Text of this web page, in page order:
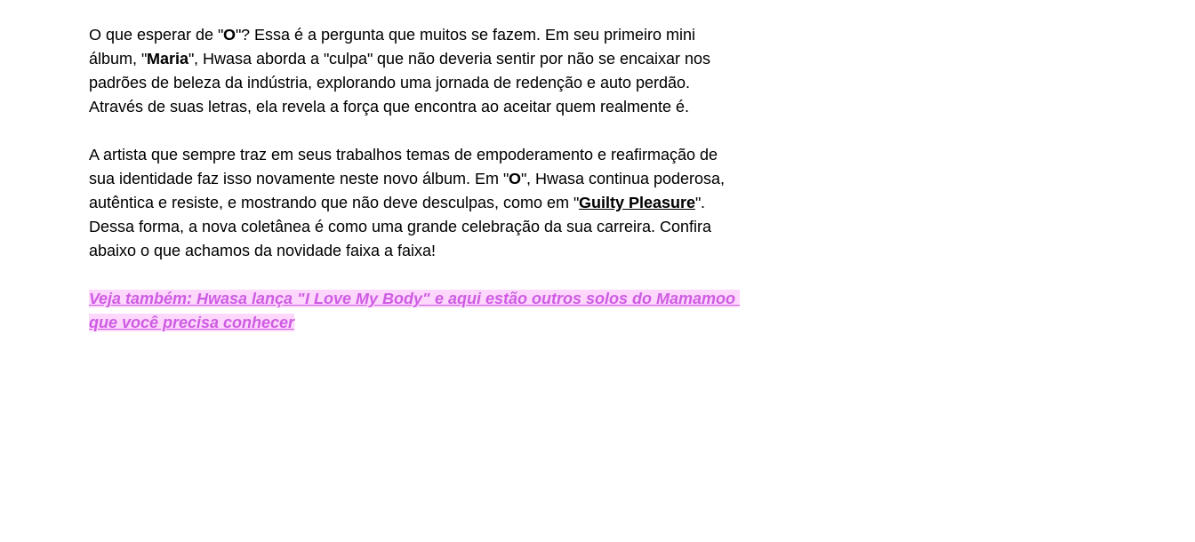
O que esperar de "O"? Essa é a pergunta que muitos se fazem. Em seu primeiro mini
álbum, "Maria", Hwasa aborda a "culpa" que não deveria sentir por não se encaixar nos
padrões de beleza da indústria, explorando uma jornada de redenção e auto perdão.
Através de suas letras, ela revela a força que encontra ao aceitar quem realmente é.
A artista que sempre traz em seus trabalhos temas de empoderamento e reafirmação de
sua identidade faz isso novamente neste novo álbum. Em "O", Hwasa continua poderosa,
autêntica e resiste, e mostrando que não deve desculpas, como em "Guilty Pleasure".
Dessa forma, a nova coletânea é como uma grande celebração da sua carreira. Confira
abaixo o que achamos da novidade faixa a faixa!
Veja também: Hwasa lança "I Love My Body" e aqui estão outros solos do Mamamoo
que você precisa conhecer